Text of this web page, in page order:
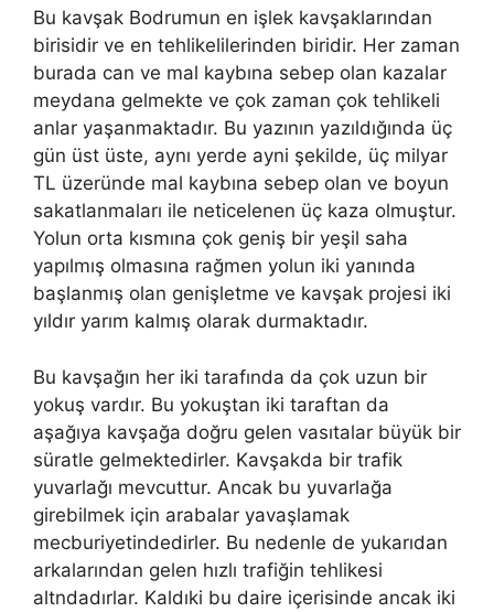
Bu kavşak Bodrumun en işlek kavşaklarından
birisidir ve en tehlikelilerinden biridir. Her zaman
burada can ve mal kaybına sebep olan kazalar
meydana gelmekte ve çok zaman çok tehlikeli
anlar yaşanmaktadır. Bu yazının yazıldığında üç
gün üst üste, aynı yerde ayni şekilde, üç milyar
TL üzeründe mal kaybına sebep olan ve boyun
sakatlanmaları ile neticelenen üç kaza olmuştur.
Yolun orta kısmına çok geniş bir yeşil saha
yapılmış olmasına rağmen yolun iki yanında
başlanmış olan genişletme ve kavşak projesi iki
yıldır yarım kalmış olarak durmaktadır.
Bu kavşağın her iki tarafında da çok uzun bir
yokuş vardır. Bu yokuştan iki taraftan da
aşağıya kavşağa doğru gelen vasıtalar büyük bir
süratle gelmektedirler. Kavşakda bir trafik
yuvarlağı mevcuttur. Ancak bu yuvarlağa
girebilmek için arabalar yavaşlamak
mecburiyetindedirler. Bu nedenle de yukarıdan
arkalarından gelen hızlı trafiğin tehlikesi
altndadırlar. Kaldıki bu daire içerisinde ancak iki